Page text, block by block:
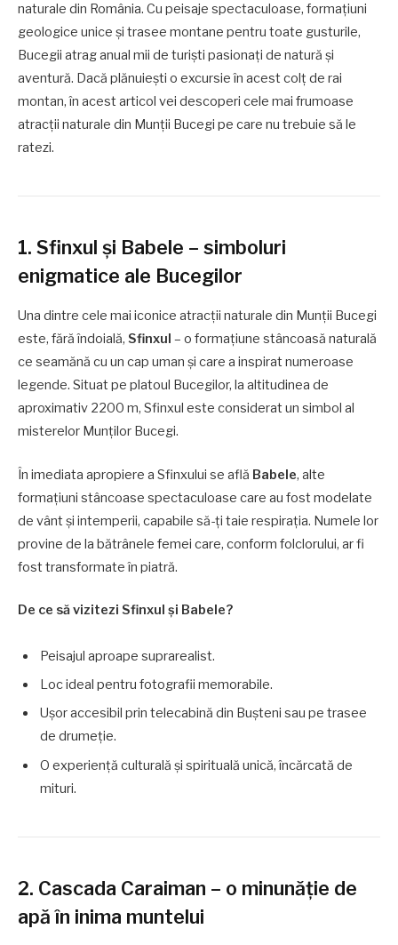
naturale din România. Cu peisaje spectaculoase, formațiuni
geologice unice și trasee montane pentru toate gusturile,
Bucegii atrag anual mii de turiști pasionați de natură și
aventură. Dacă plănuiești o excursie în acest colț de rai
montan, în acest articol vei descoperi cele mai frumoase
atracții naturale din Munții Bucegi pe care nu trebuie să le
ratezi.
1. Sfinxul și Babele – simboluri
enigmatice ale Bucegilor
Una dintre cele mai iconice atracții naturale din Munții Bucegi
este, fără îndoială, Sfinxul – o formațiune stâncoasă naturală
ce seamănă cu un cap uman și care a inspirat numeroase
legende. Situat pe platoul Bucegilor, la altitudinea de
aproximativ 2200 m, Sfinxul este considerat un simbol al
misterelor Munților Bucegi.
În imediata apropiere a Sfinxului se află Babele, alte
formațiuni stâncoase spectaculoase care au fost modelate
de vânt și intemperii, capabile să-ți taie respirația. Numele lor
provine de la bătrânele femei care, conform folclorului, ar fi
fost transformate în piatră.
De ce să vizitezi Sfinxul și Babele?
Peisajul aproape suprarealist.
Loc ideal pentru fotografii memorabile.
Ușor accesibil prin telecabină din Bușteni sau pe trasee
de drumeție.
O experiență culturală și spirituală unică, încărcată de
mituri.
2. Cascada Caraiman – o minunăție de
apă în inima muntelui